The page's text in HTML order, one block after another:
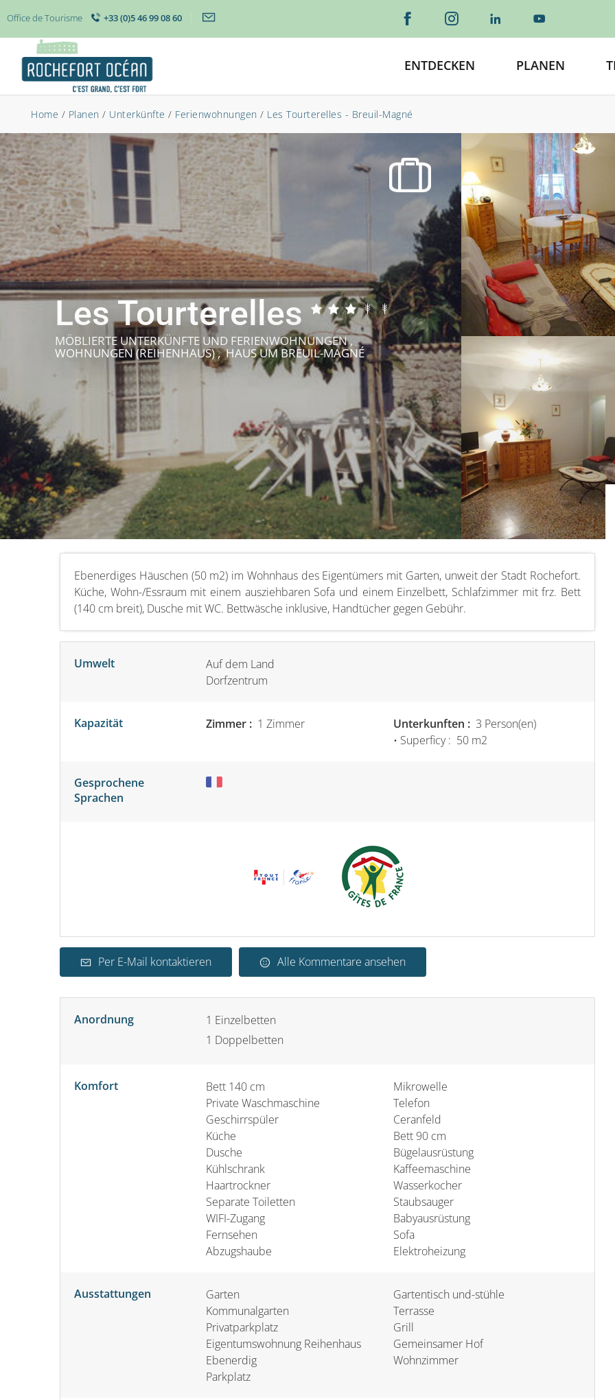
Office de Tourisme +33 (0)5 46 99 08 60
ENTDECKEN PLANEN
Home / Planen / Unterkünfte / Ferienwohnungen / Les Tourterelles - Breuil-Magné
Les Tourterelles
MÖBLIERTE UNTERKÜNFTE UND FERIENWOHNUNGEN ,
WOHNUNGEN (REIHENHAUS) , HAUSUM BREUIL-MAGNÉ
Ebenerdiges Häuschen (50 m2) im Wohnhaus des Eigentümers mit Garten, unweit der Stadt Rochefort.
Küche, Wohn-/Essraum mit einem ausziehbaren Sofa und einem Einzelbett, Schlafzimmer mit frz. Bett
(140 cm breit), Dusche mit WC. Bettwäsche inklusive, Handtücher gegen Gebühr.
Umwelt
Auf dem Land
Dorfzentrum
Kapazität Zimmer : 1 Zimmer Unterkunften : 3 Person(en)
• Superficy : 50 m2
Gesprochene
Sprachen
Per E-Mail kontaktieren Alle Kommentare ansehen
Anordnung 1 Einzelbetten
1 Doppelbetten
Komfort
Bett 140 cm
Private Waschmaschine
Geschirrspüler
Küche
Dusche
Kühlschrank
Haartrockner
Separate Toiletten
WIFI-Zugang
Fernsehen
Abzugshaube
Mikrowelle
Telefon
Ceranfeld
Bett 90 cm
Bügelausrüstung
Kaffeemaschine
Wasserkocher
Staubsauger
Babyausrüstung
Sofa
Elektroheizung
Ausstattungen
Garten
Kommunalgarten
Privatparkplatz
Eigentumswohnung Reihenhaus
Ebenerdig
Parkplatz
Gartentisch und-stühle
Terrasse
Grill
Gemeinsamer Hof
Wohnzimmer